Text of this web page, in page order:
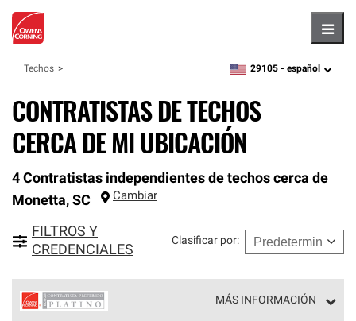
Techos zipcode,language
29105 - español
CONTRATISTAS DE TECHOS
CERCA DE MI UBICACIÓN
4 Contratistas independientes de techos cerca de
Monetta, SC Cambiar
FILTROS Y
CREDENCIALES
Clasificar por:
MÁS INFORMACIÓN